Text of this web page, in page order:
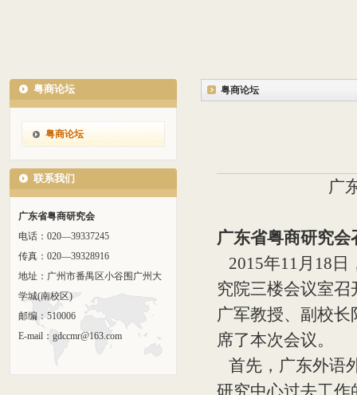
粤商论坛
粤商论坛
联系我们
广东省粤商研究会
电话：020—39337245
传真：020—39328916
地址：广州市番禺区小谷围广州大
学城(南校区)
邮编：510006
E-mail：gdccmr@163.com
粤商论坛
广
广东省粤商研究
2015年11月18日
究院三楼会议室
广军教授、副校
席了本次会议。
首先，广东外语
研究中心过去工作